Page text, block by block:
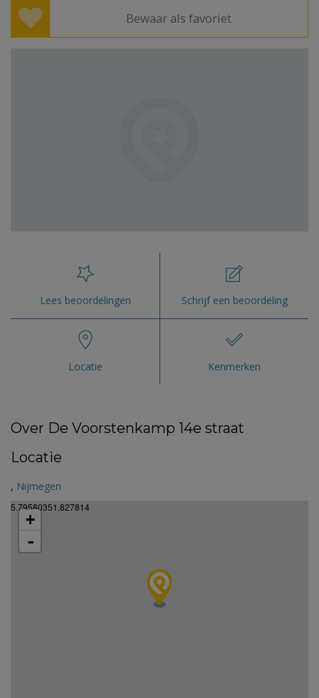
Bewaar als favoriet
Lees beoordelingen Schrijf een beoordeling
Locatie Kenmerken
Over De Voorstenkamp 14e straat
Locatie
, Nijmegen
5.79580351.827814
+
-